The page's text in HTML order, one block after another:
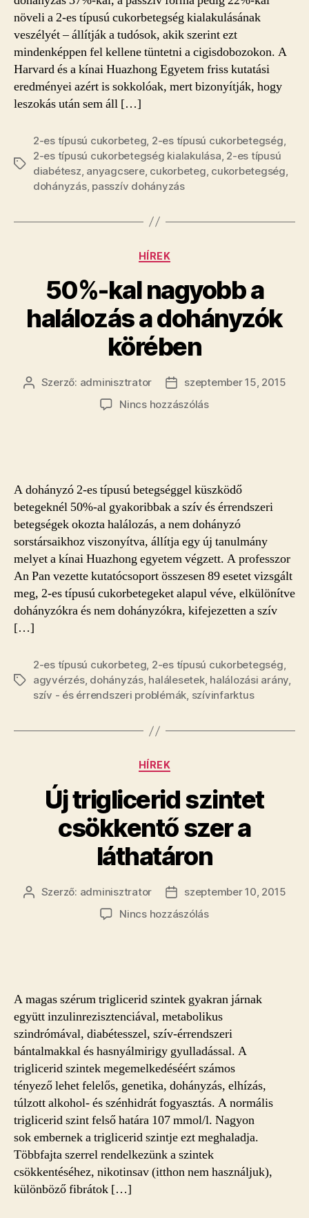
növeli a 2-es típusú cukorbetegség kialakulásának
veszélyét – állítják a tudósok, akik szerint ezt
mindenképpen fel kellene tüntetni a cigisdobozokon. A
Harvard és a kínai Huazhong Egyetem friss kutatási
eredményei azért is sokkolóak, mert bizonyítják, hogy
leszokás után sem áll […]
Címkék
2-es típusú cukorbeteg 2-es típusú cukorbetegség
2-es típusú cukorbetegség kialakulása 2-es típusú
diabétesz anyagcsere, cukorbeteg cukorbetegség
dohányzás, passzív dohányzás
Kategóriák
HÍREK
50%-kal nagyobb a
halálozás a dohányzók
körében
Bejegyzés
Szerző: adminisztrator
Bejegyzés
dátuma
szeptember 15, 2015
Nincs hozzászólása(z)
a
dohányzók
körében
bejegyzéshez
A dohányzó 2-es típusú betegséggel küszködő
betegeknél 50%-al gyakoribbak a szív és érrendszeri
betegségek okozta halálozás, a nem dohányzó
sorstársaikhoz viszonyítva, állítja egy új tanulmány
melyet a kínai Huazhong egyetem végzett. A professzor
An Pan vezette kutatócsoport összesen 89 esetet vizsgált
meg, 2-es típusú cukorbetegeket alapul véve, elkülönítve
dohányzókra és nem dohányzókra, kifejezetten a szív
[…]
Címkék
2-es típusú cukorbeteg, 2-es típusú cukorbetegség,
agyvérzés, dohányzás, halálesetek, halálozási arány,
szív - és érrendszeri problémák, szívinfarktus
Kategóriák
HÍREK
Új triglicerid szintet
csökkentő szer a
láthatáron
Bejegyzés
Szerző: adminisztrator
Bejegyzés
dátuma
szeptember 10, 2015
Nincs hozzászólása(z)
a
láthatáron
bejegyzéshez
A magas szérum triglicerid szintek gyakran járnak
együtt inzulinrezisztenciával, metabolikus
szindrómával, diabétesszel, szív-érrendszeri
bántalmakkal és hasnyálmirigy gyulladással. A
triglicerid szintek megemelkedéséért számos
tényező lehet felelős, genetika, dohányzás, elhízás,
túlzott alkohol- és szénhidrát fogyasztás. A normális
triglicerid szint felső határa 107 mmol/l. Nagyon
sok embernek a triglicerid szintje ezt meghaladja.
Többfajta szerrel rendelkezünk a szintek
csökkentéséhez, nikotinsav (itthon nem használjuk),
különböző fibrátok […]